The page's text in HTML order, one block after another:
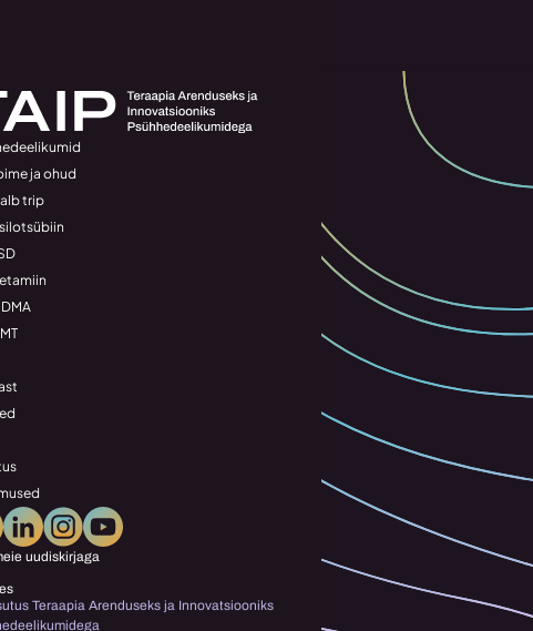
ja ohud
trip
uudiskirjaga
Teraapia Arenduseks ja Innovatsiooniks